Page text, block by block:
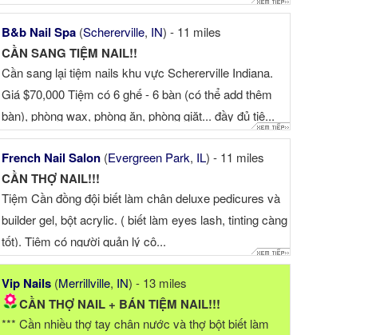
depending on experience . Please call or text ☎ or ☎
B&b Nail Spa (Schererville, IN) - 11 miles
CẦN SANG TIỆM NAIL!!
Cần sang lại tiệm nails khu vực Schererville Indiana.
Giá $70,000 Tiệm có 6 ghế - 6 bàn (có thể add thêm
bàn), phòng wax, phòng ăn, phòng giặt... đầy đủ tiệ...
French Nail Salon (Evergreen Park, IL) - 11 miles
CẦN THỢ NAIL!!!
Tiệm Cần đồng đội biết làm chân deluxe pedicures và
builder gel, bột acrylic. ( biết làm eyes lash, tinting càng
tốt). Tiệm có người quản lý cô...
Vip Nails (Merrillville, IN) - 13 miles
CẦN THỢ NAIL + BÁN TIỆM NAIL!!!
*** Cần nhiều thợ tay chân nước và thợ bột biết làm